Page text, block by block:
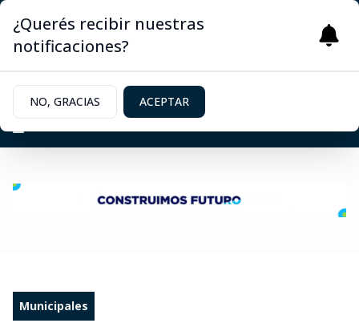
Municipales
¿Querés recibir nuestras
notificaciones?
NO, GRACIAS ACEPTAR